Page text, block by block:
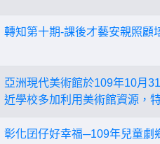
轉知第十期-課後才藝安親照顧
亞洲現代美術館於109年10月
近學校多加利用美術館資源，
彰化囝仔好幸福─109年兒童劇